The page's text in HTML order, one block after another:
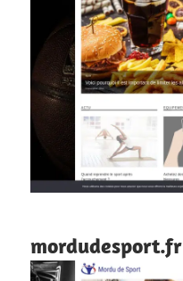
mordudesport.fr